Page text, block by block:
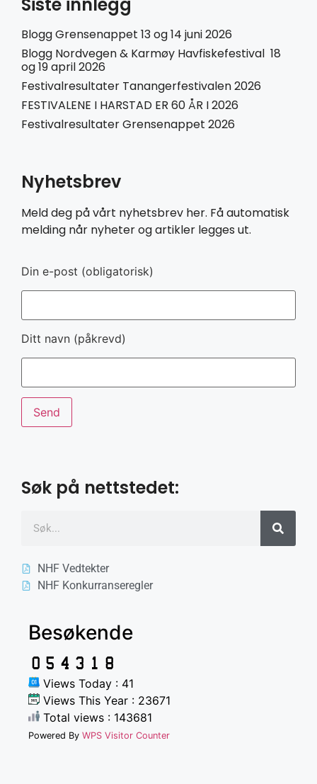
Blogg Grensenappet 13 og 14 juni 2026
Blogg Nordvegen & Karmøy Havfiskefestival 18
og 19 april 2026
Festivalresultater Tanangerfestivalen 2026
FESTIVALENE I HARSTAD ER 60 ÅR I 2026
Festivalresultater Grensenappet 2026
Nyhetsbrev
Meld deg på vårt nyhetsbrev her. Få automatisk
melding når nyheter og artikler legges ut.
Din e-post (obligatorisk)
Ditt navn (påkrevd)
Søk på nettstedet:
NHF Vedtekter
NHF Konkurranseregler
Besøkende
Views Today : 41
Views This Year : 23671
Total views : 143681
Powered By WPS Visitor Counter